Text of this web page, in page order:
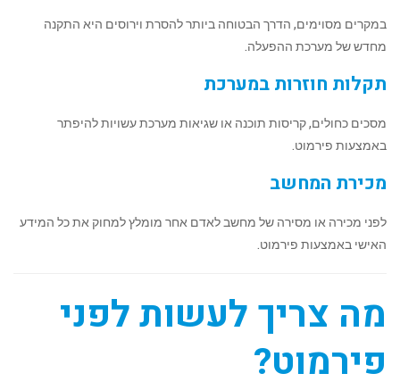
במקרים מסוימים, הדרך הבטוחה ביותר להסרת וירוסים היא התקנה
מחדש של מערכת ההפעלה.
תקלות חוזרות במערכת
מסכים כחולים, קריסות תוכנה או שגיאות מערכת עשויות להיפתר
באמצעות פירמוט.
מכירת המחשב
לפני מכירה או מסירה של מחשב לאדם אחר מומלץ למחוק את כל המידע
האישי באמצעות פירמוט.
מה צריך לעשות לפני
פירמוט?